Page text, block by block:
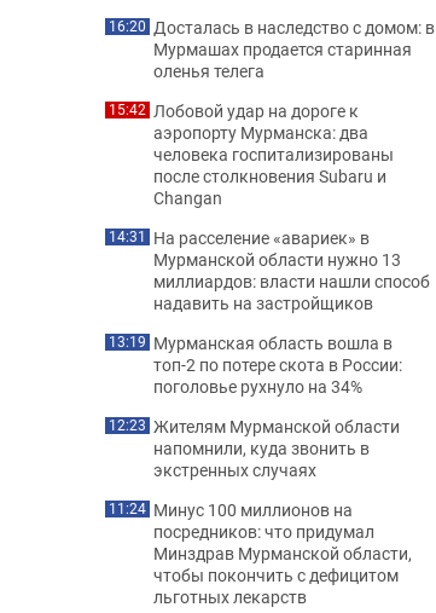
16:20 Досталась в наследство с домом: в
Мурмашах продается старинная
оленья телега
15:42 Лобовой удар на дороге к
аэропорту Мурманска: два
человека госпитализированы
после столкновения Subaru и
Changan
14:31 На расселение «авариек» в
Мурманской области нужно 13
миллиардов: власти нашли способ
надавить на застройщиков
13:19 Мурманская область вошла в
топ-2 по потере скота в России:
поголовье рухнуло на 34%
12:23 Жителям Мурманской области
напомнили, куда звонить в
экстренных случаях
11:24 Минус 100 миллионов на
посредников: что придумал
Минздрав Мурманской области,
чтобы покончить с дефицитом
льготных лекарств